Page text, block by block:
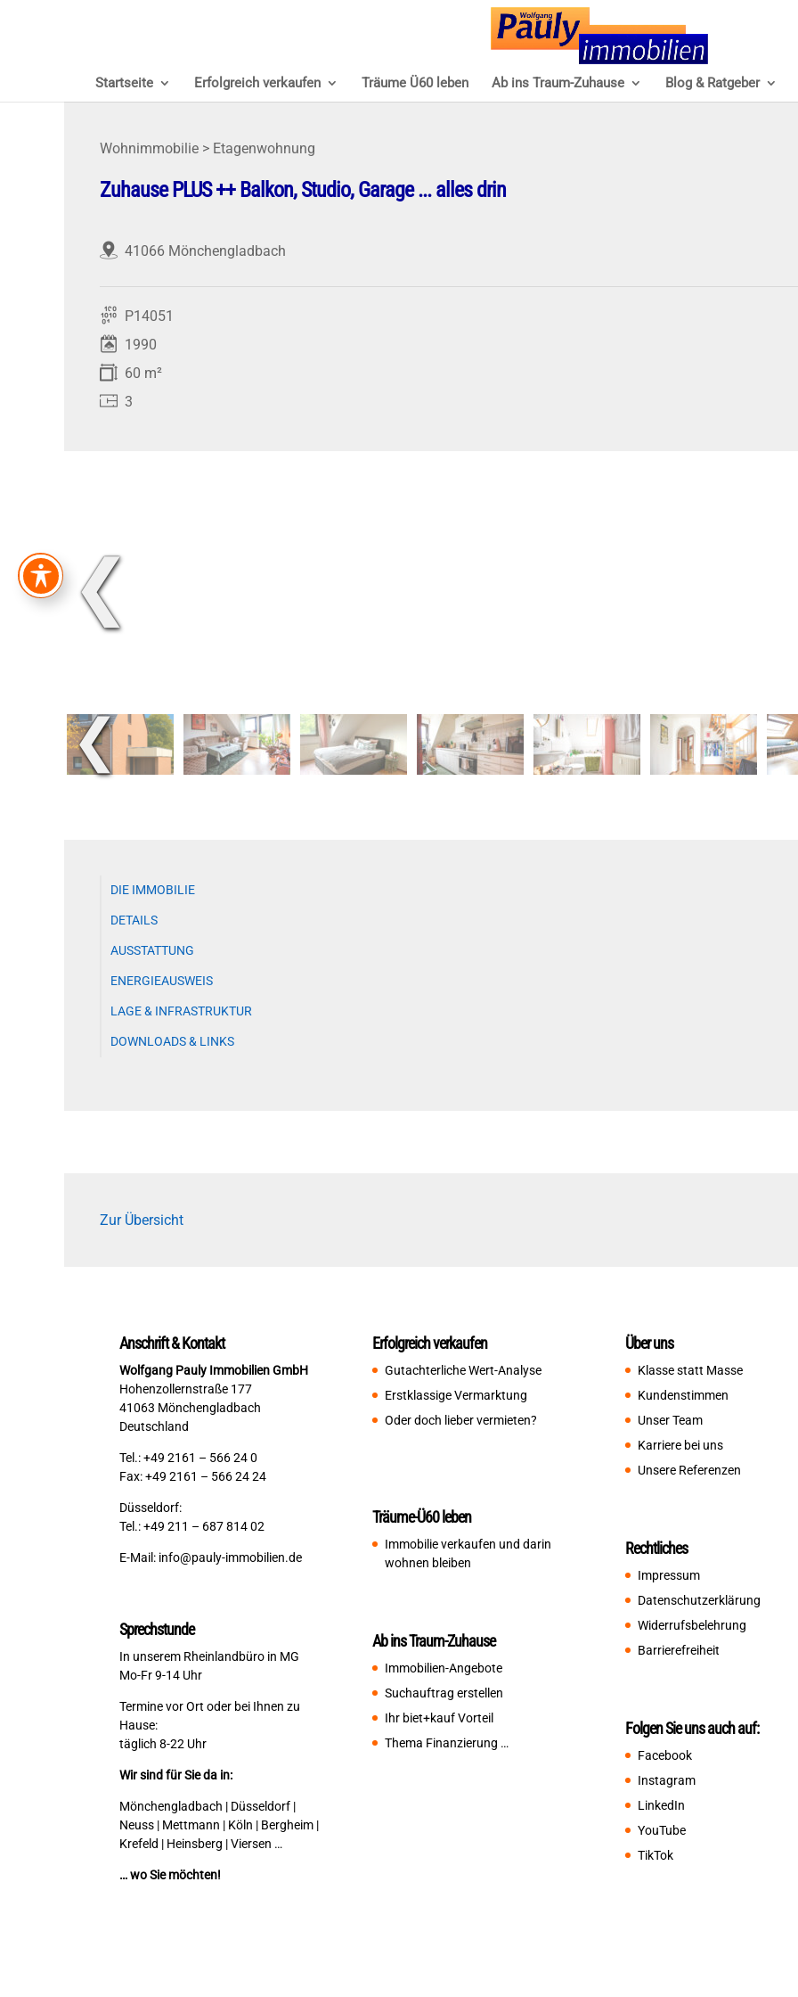
Startseite Erfolgreich verkaufen Träume Ü60 leben Ab ins Traum-Zuhause Blog & Ratgeber
Wohnimmobilie > Etagenwohnung
Zuhause PLUS ++ Balkon, Studio, Garage ... alles drin
41066 Mönchengladbach
P14051
1990
60 m²
3
❮
❮
DIE IMMOBILIE
DETAILS
AUSSTATTUNG
ENERGIEAUSWEIS
LAGE & INFRASTRUKTUR
DOWNLOADS & LINKS
Zur Übersicht
Anschrift & Kontakt
Wolfgang Pauly Immobilien GmbH
Hohenzollernstraße 177
41063 Mönchengladbach
Deutschland
Tel.: +49 2161 – 566 24 0
Fax: +49 2161 – 566 24 24
Düsseldorf:
Tel.: +49 211 – 687 814 02
E-Mail: info@pauly-immobilien.de
Sprechstunde
In unserem Rheinlandbüro in MG
Mo-Fr 9-14 Uhr
Termine vor Ort oder bei Ihnen zu
Hause:
täglich 8-22 Uhr
Wir sind für Sie da in:
Mönchengladbach | Düsseldorf |
Neuss | Mettmann | Köln | Bergheim |
Krefeld | Heinsberg | Viersen …
… wo Sie möchten!
Erfolgreich verkaufen
Gutachterliche Wert-Analyse
Erstklassige Vermarktung
Oder doch lieber vermieten?
Träume-Ü60 leben
Immobilie verkaufen und darin
wohnen bleiben
Ab ins Traum-Zuhause
Immobilien-Angebote
Suchauftrag erstellen
Ihr biet+kauf Vorteil
Thema Finanzierung …
Über uns
Klasse statt Masse
Kundenstimmen
Unser Team
Karriere bei uns
Unsere Referenzen
Rechtliches
Impressum
Datenschutzerklärung
Widerrufsbelehrung
Barrierefreiheit
Folgen Sie uns auch auf:
Facebook
Instagram
LinkedIn
YouTube
TikTok